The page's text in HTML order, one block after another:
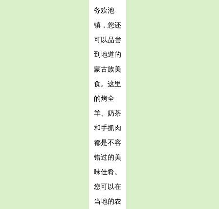
务欢池
镇，您还
可以品尝
到地道的
蒙古族美
食。这里
的烤全
羊、奶茶
和手抓肉
都是不容
错过的美
味佳肴。
您可以在
当地的农